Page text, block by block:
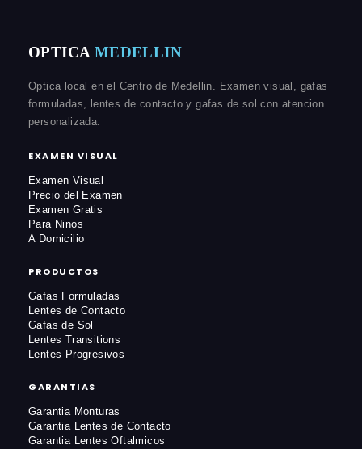
OPTICA MEDELLIN
Optica local en el Centro de Medellin. Examen visual, gafas
formuladas, lentes de contacto y gafas de sol con atencion
personalizada.
EXAMEN VISUAL
Examen Visual
Precio del Examen
Examen Gratis
Para Ninos
A Domicilio
PRODUCTOS
Gafas Formuladas
Lentes de Contacto
Gafas de Sol
Lentes Transitions
Lentes Progresivos
GARANTIAS
Garantia Monturas
Garantia Lentes de Contacto
Garantia Lentes Oftalmicos